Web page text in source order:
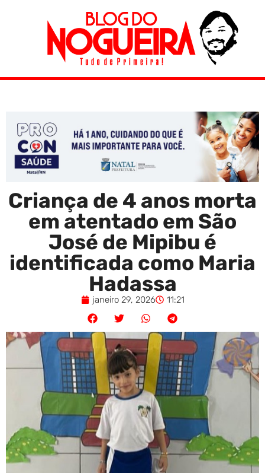
Criança de 4 anos morta
em atentado em São
José de Mipibu é
identificada como Maria
Hadassa
janeiro 29, 2026 11:21